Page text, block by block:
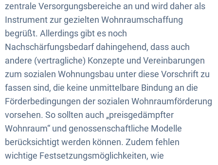
zentrale Versorgungsbereiche an und wird daher als
Instrument zur gezielten Wohnraumschaffung
begrüßt. Allerdings gibt es noch
Nachschärfungsbedarf dahingehend, dass auch
andere (vertragliche) Konzepte und Vereinbarungen
zum sozialen Wohnungsbau unter diese Vorschrift zu
fassen sind, die keine unmittelbare Bindung an die
Förderbedingungen der sozialen Wohnraumförderung
vorsehen. So sollten auch „preisgedämpfter
Wohnraum“ und genossenschaftliche Modelle
berücksichtigt werden können. Zudem fehlen
wichtige Festsetzungsmöglichkeiten, wie